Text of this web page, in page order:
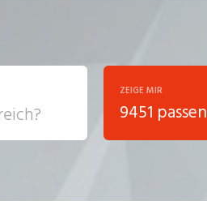
ZEIGE MIR
9451